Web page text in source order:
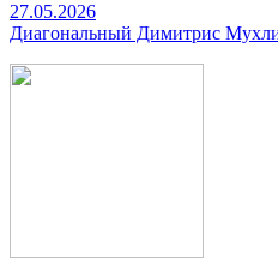
27.05.2026
Диагональный Димитрис